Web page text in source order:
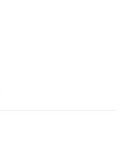
återbetalning av
tur och retur
vårdbesöken.Försäkringen
både patient och nära
det som verkligen var
Från det att jag
dess satt jag erbjöds
också en
medlemsförmånerna via